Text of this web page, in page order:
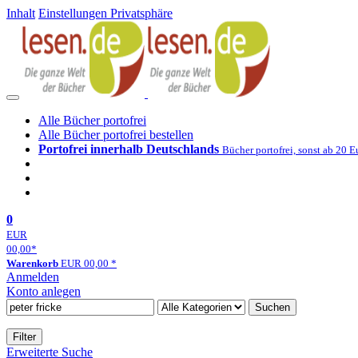
Inhalt Einstellungen Privatsphäre
Alle Bücher portofrei
Alle Bücher portofrei bestellen
Portofrei innerhalb Deutschlands Bücher portofrei, sonst ab 20
0
EUR
00,00*
Warenkorb EUR 00,00 *
Anmelden
Konto anlegen
Suchen
Filter
Erweiterte Suche